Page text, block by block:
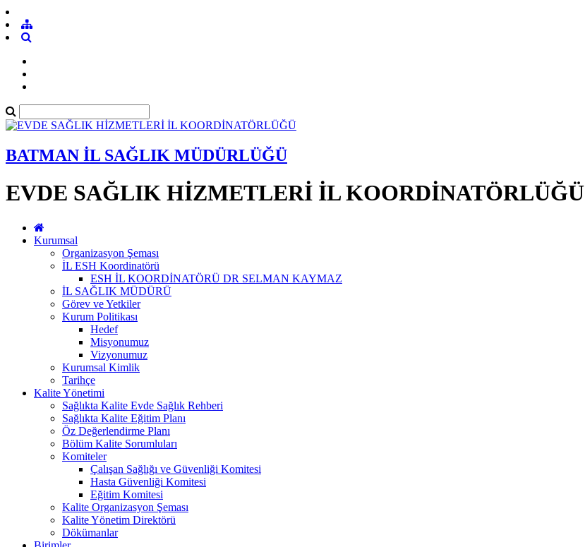
BATMAN İL SAĞLIK MÜDÜRLÜĞÜ
EVDE SAĞLIK HİZMETLERİ İL KOORDİNATÖRLÜĞÜ
Kurumsal
Organizasyon Şeması
İL ESH Koordinatörü
ESH İL KOORDİNATÖRÜ DR SELMAN KAYMAZ
İL SAĞLIK MÜDÜRÜ
Görev ve Yetkiler
Kurum Politikası
Hedef
Misyonumuz
Vizyonumuz
Kurumsal Kimlik
Tarihçe
Kalite Yönetimi
Sağlıkta Kalite Evde Sağlık Rehberi
Sağlıkta Kalite Eğitim Planı
Öz Değerlendirme Planı
Bölüm Kalite Sorumluları
Komiteler
Çalışan Sağlığı ve Güvenliği Komitesi
Hasta Güvenliği Komitesi
Eğitim Komitesi
Kalite Organizasyon Şeması
Kalite Yönetim Direktörü
Dökümanlar